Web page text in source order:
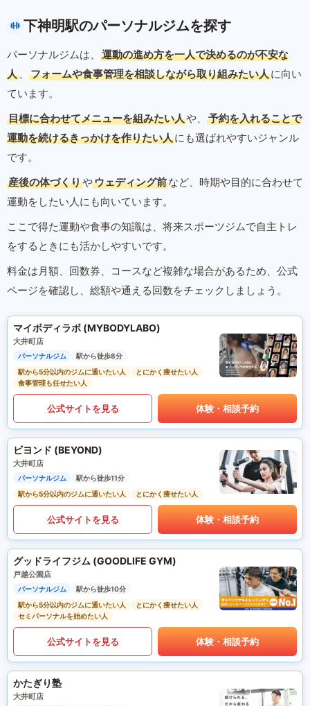
下神明駅のパーソナルジムを探す
パーソナルジムは、
運動の進め方を一人で決めるのが不安な
人 、 フォームや食事管理を相談しながら取り組みたい人に向い
ています。
目標に合わせてメニューを組みたい人や、
予約を入れることで
運動を続けるきっかけを作りたい人にも選ばれやすいジャンル
です。
産後の体づくりやウェディング前など、時期や目的に合わせて
運動をしたい人にも向いています。
ここで得た運動や食事の知識は、将来スポーツジムで自主トレ
をするときにも活かしやすいです。
料金は月額、回数券、コースなど複雑な場合があるため、公式
ページを確認し、総額や通える回数をチェックしましょう。
マイボディラボ (MYBODYLABO)
大井町店
パーソナルジム
駅から徒歩8分
駅から5分以内のジムに通いたい人
とにかく痩せたい人
食事管理も任せたい人
公式サイトを見る 体験・相談予約
ビヨンド (BEYOND)
大井町店
パーソナルジム
駅から徒歩11分
駅から5分以内のジムに通いたい人
とにかく痩せたい人
公式サイトを見る 体験・相談予約
グッドライフジム (GOODLIFE GYM)
戸越公園店
パーソナルジム
駅から徒歩10分
駅から5分以内のジムに通いたい人
とにかく痩せたい人
セミパーソナルを始めたい人
公式サイトを見る 体験・相談予約
かたぎり塾
大井町店